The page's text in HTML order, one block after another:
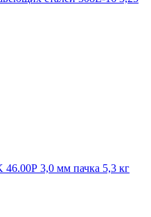
3,0 мм пачка 5,3 кг